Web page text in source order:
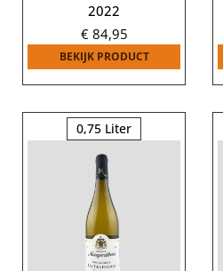
2022
€84,95
BEKIJK PRODUCT
0,75 Liter